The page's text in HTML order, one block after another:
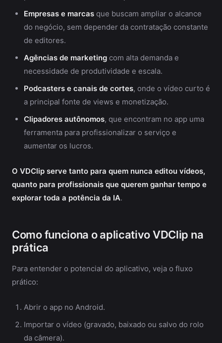
Empresas e marcas que buscam ampliar o alcance
do negócio, sem depender da contratação constante
de editores.
Agências de marketing com alta demanda e
necessidade de produtividade e escala.
Podcasters e canais de cortes, onde o vídeo curto é
a principal fonte de views e monetização.
Clipadores autônomos, que encontram no app uma
ferramenta para profissionalizar o serviço e
aumentar os lucros.
O VDClip serve tanto para quem nunca editou vídeos,
quanto para profissionais que querem ganhar tempo e
explorar toda a potência da IA.
Como funciona o aplicativo VDClip na
prática
Para entender o potencial do aplicativo, veja o fluxo
prático:
Abrir o app no Android.
Importar o vídeo (gravado, baixado ou salvo do rolo
da câmera).